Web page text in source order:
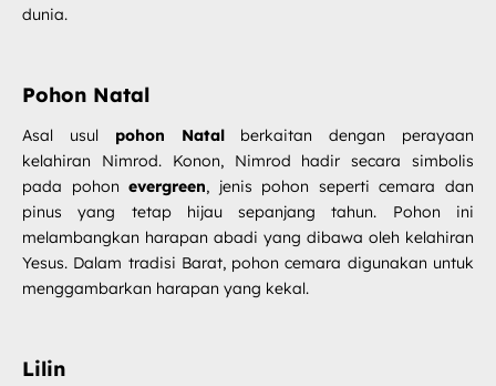
dunia.
Pohon Natal
Asal usul pohon Natalberkaitan dengan perayaan
kelahiran Nimrod. Konon, Nimrod hadir secara simbolis
pada pohonevergreen, jenis pohon seperti cemara dan
pinus yang tetap hijau sepanjang tahun. Pohon ini
melambangkan harapan abadi yang dibawa oleh kelahiran
Yesus. Dalam tradisi Barat, pohon cemara digunakan untuk
menggambarkan harapan yang kekal.
Lilin